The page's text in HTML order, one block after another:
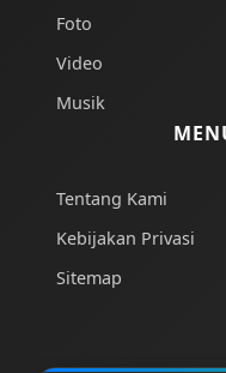
Foto
Video
Musik
Tentang Kami
Kebijakan Privasi
Sitemap